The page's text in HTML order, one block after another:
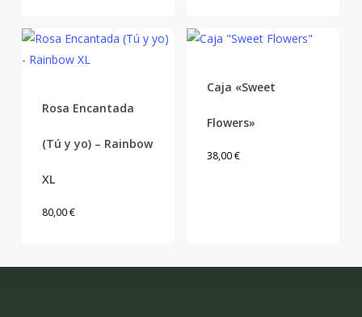
35,00 €
Rosa Encantada
(Tú y yo) – Rainbow
XL
80,00€
Caja «Sweet
Flowers»
38,00€